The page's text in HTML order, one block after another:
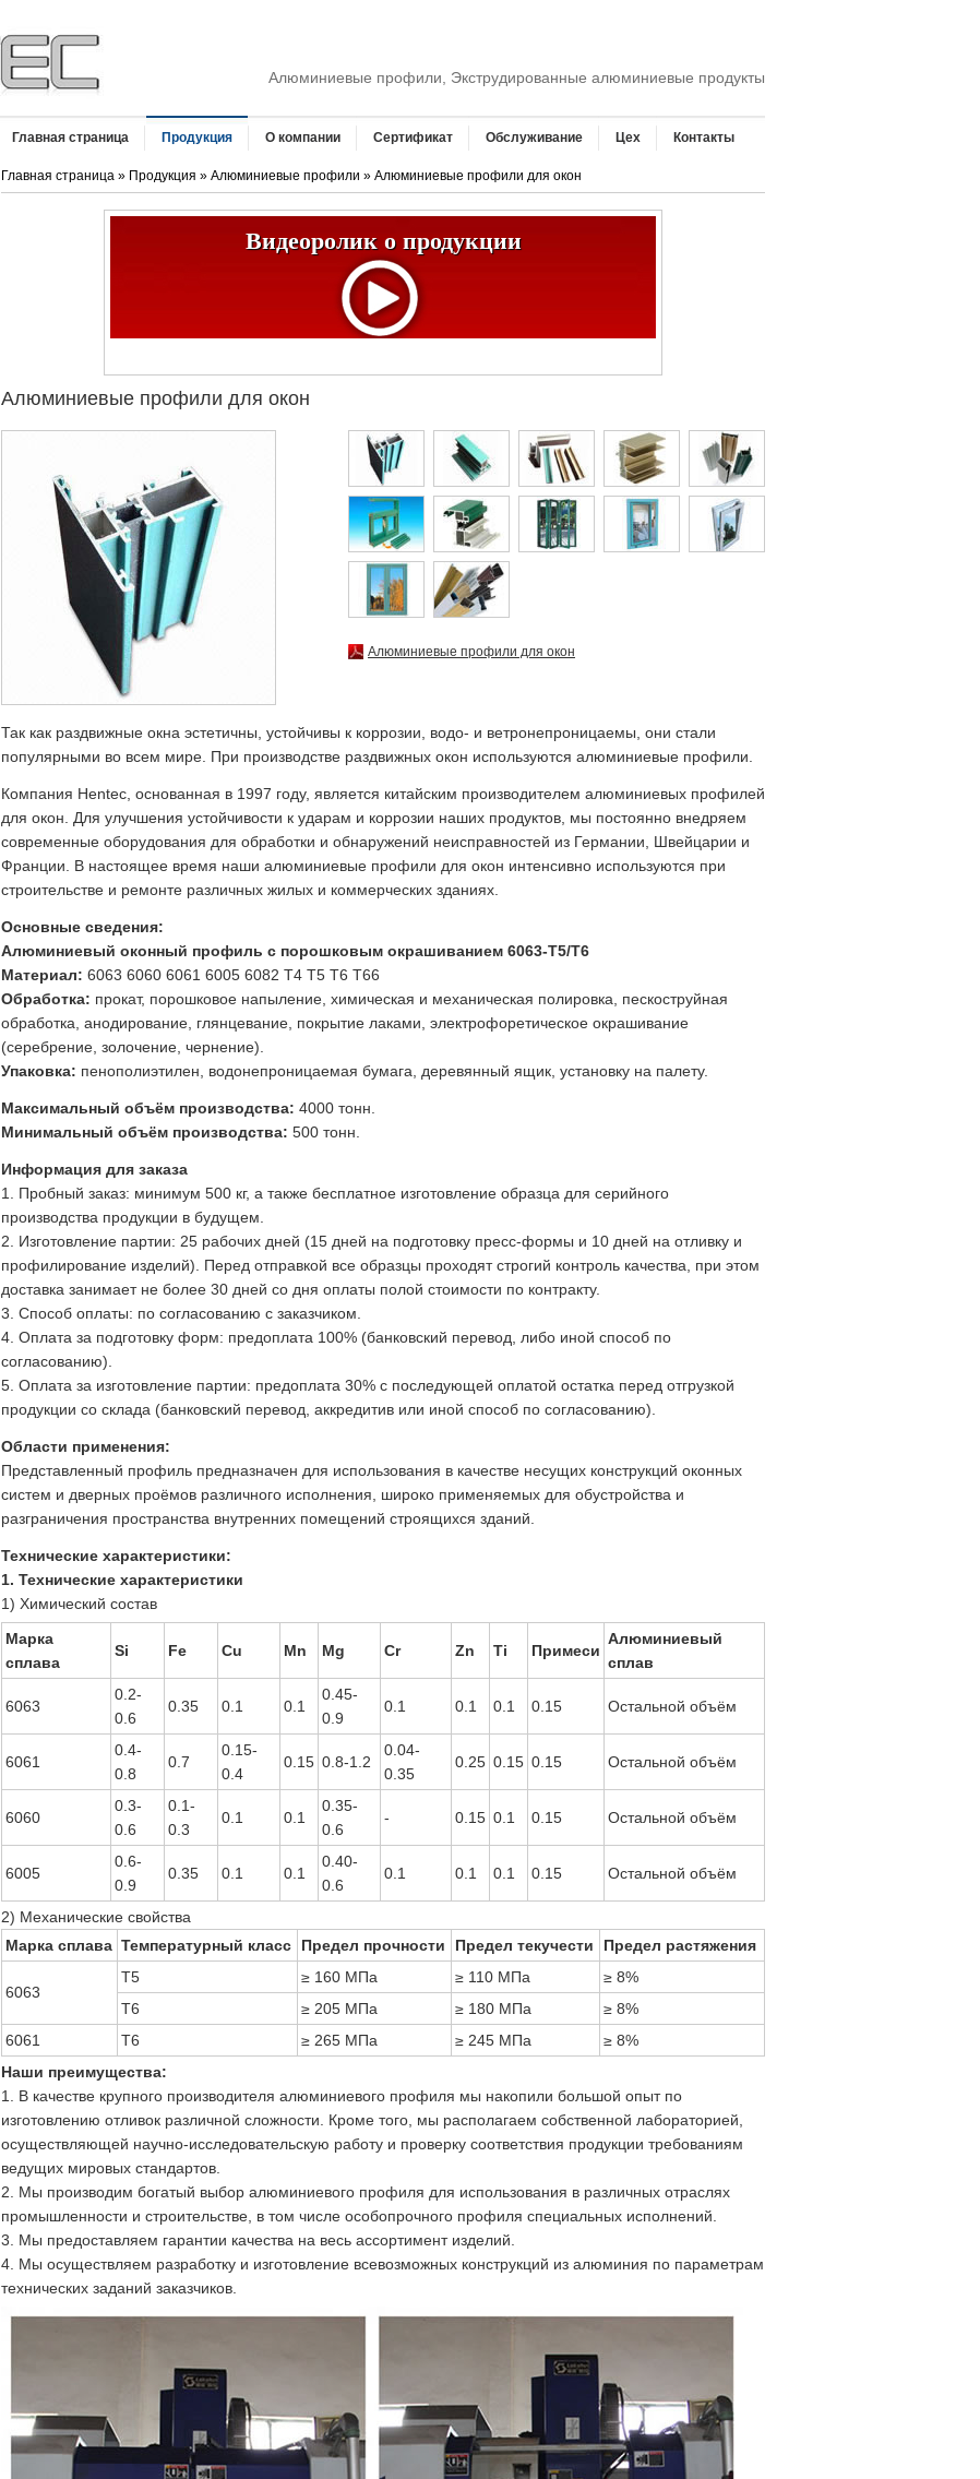
Алюминиевые профили, Экструдированные алюминиевые продукты
Главная страница Продукция О компании Сертификат Обслуживание Цех Контакты
Главная страница » Продукция » Алюминиевые профили » Алюминиевые профили для окон
Видеоролик о продукции
Алюминиевые профили для окон
Алюминиевые профили для окон
Так как раздвижные окна эстетичны, устойчивы к коррозии, водо- и ветронепроницаемы, они стали
популярными во всем мире. При производстве раздвижных окон используются алюминиевые профили.
Компания Hentec, основанная в 1997 году, является китайским производителем алюминиевых профилей
для окон. Для улучшения устойчивости к ударам и коррозии наших продуктов, мы постоянно внедряем
современные оборудования для обработки и обнаружений неисправностей из Германии, Швейцарии и
Франции. В настоящее время наши алюминиевые профили для окон интенсивно используются при
строительстве и ремонте различных жилых и коммерческих зданиях.
Основные сведения:
Алюминиевый оконный профиль с порошковым окрашиванием 6063-T5/T6
Материал: 6063 6060 6061 6005 6082 T4 T5 T6 T66
Обработка: прокат, порошковое напыление, химическая и механическая полировка, пескоструйная
обработка, анодирование, глянцевание, покрытие лаками, электрофоретическое окрашивание
(серебрение, золочение, чернение).
Упаковка: пенополиэтилен, водонепроницаемая бумага, деревянный ящик, установку на палету.
Максимальный объём производства: 4000 тонн.
Минимальный объём производства: 500 тонн.
Информация для заказа
1. Пробный заказ: минимум 500 кг, а также бесплатное изготовление образца для серийного
производства продукции в будущем.
2. Изготовление партии: 25 рабочих дней (15 дней на подготовку пресс-формы и 10 дней на отливку и
профилирование изделий). Перед отправкой все образцы проходят строгий контроль качества, при этом
доставка занимает не более 30 дней со дня оплаты полой стоимости по контракту.
3. Способ оплаты: по согласованию с заказчиком.
4. Оплата за подготовку форм: предоплата 100% (банковский перевод, либо иной способ по
согласованию).
5. Оплата за изготовление партии: предоплата 30% с последующей оплатой остатка перед отгрузкой
продукции со склада (банковский перевод, аккредитив или иной способ по согласованию).
Области применения:
Представленный профиль предназначен для использования в качестве несущих конструкций оконных
систем и дверных проёмов различного исполнения, широко применяемых для обустройства и
разграничения пространства внутренних помещений строящихся зданий.
Технические характеристики:
1. Технические характеристики
1) Химический состав
Марка
сплава
Si Fe Cu Mn Mg Cr Zn Ti Примеси
Алюминиевый
сплав
6063
0.2-
0.6
0.35 0.1 0.1
0.45-
0.9
0.1 0.1 0.1 0.15 Остальной объём
6061
0.4-
0.8
0.7
0.15-
0.4
0.15 0.8-1.2
0.04-
0.35
0.25 0.15 0.15 Остальной объём
6060
0.3-
0.6
0.1-
0.3
0.1 0.1
0.35-
0.6
- 0.15 0.1 0.15 Остальной объём
6005
0.6-
0.9
0.35 0.1 0.1
0.40-
0.6
0.1 0.1 0.1 0.15 Остальной объём
2) Механические свойства
Марка сплава Температурный класс Предел прочности Предел текучести Предел растяжения
6063
T5 ≥ 160 МПа ≥ 110 МПа
≥ 8%
T6
≥ 205 МПа ≥ 180 МПа
≥ 8%
6061
T6 ≥ 265 МПа ≥ 245 МПа
≥ 8%
Наши преимущества:
1. В качестве крупного производителя алюминиевого профиля мы накопили большой опыт по
изготовлению отливок различной сложности. Кроме того, мы располагаем собственной лабораторией,
осуществляющей научно-исследовательскую работу и проверку соответствия продукции требованиям
ведущих мировых стандартов.
2. Мы производим богатый выбор алюминиевого профиля для использования в различных отраслях
промышленности и строительстве, в том числе особопрочного профиля специальных исполнений.
3. Мы предоставляем гарантии качества на весь ассортимент изделий.
4. Мы осуществляем разработку и изготовление всевозможных конструкций из алюминия по параметрам
технических заданий заказчиков.